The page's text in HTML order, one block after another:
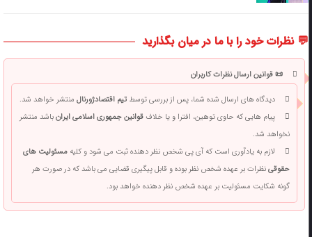
💬 نظرات خود را با ما در میان بگذارید
📜 قوانین ارسال نظرات کاربران
دیدگاه های ارسال شده شما، پس از بررسی توسطتیم اقتصادژورنالمنتشر خواهد شد.
پیام هایی که حاوی توهین، افترا و یا خلافقوانین جمهوری اسلامی ایرانباشد منتشر
نخواهد شد.
لازم به یادآوری است که آی پی شخص نظر دهنده ثبت می شود و کلیهمسئولیت های
حقوقینظرات بر عهده شخص نظر بوده و قابل پیگیری قضایی می باشد که در صورت هر
گونه شکایت مسئولیت بر عهده شخص نظر دهنده خواهد بود.